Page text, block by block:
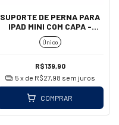
SUPORTE DE PERNA PARA
IPAD MINI COM CAPA -
AEROAIR
Único
R$139,90
5 x de R$27,98 sem juros
COMPRAR